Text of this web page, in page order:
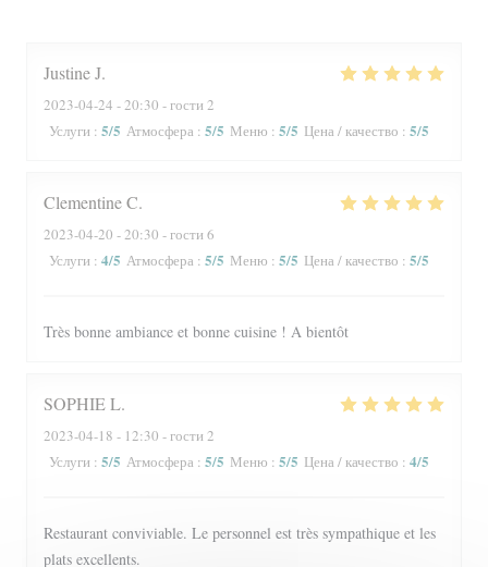
JustineJ
2023-04-24 - 20:30 - гости 2
Услуги : 5/5 Атмосфера : 5/5 Меню : 5/5 Цена / качество : 5/5
ClementineC
2023-04-20 - 20:30 - гости 6
Услуги : 4/5 Атмосфера : 5/5 Меню : 5/5 Цена / качество : 5/5
Très bonne ambiance et bonne cuisine ! A bientôt
SOPHIEL
2023-04-18 - 12:30 - гости 2
Услуги : 5/5 Атмосфера : 5/5 Меню : 5/5 Цена / качество : 4/5
Restaurant conviviable. Le personnel est très sympathique et les
plats excellents.